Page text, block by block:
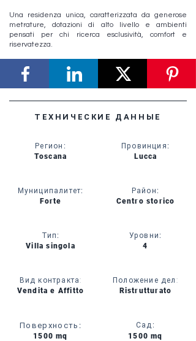
Una residenza unica, caratterizzata da generose
metrature, dotazioni di alto livello e ambienti
pensati per chi ricerca esclusività, comfort e
riservatezza.
ТЕХНИЧЕСКИЕ ДАННЫЕ
Регион :
Toscana
Муниципалитет:
Forte
Тип:
Villa singola
Вид контракта:
Vendita e Affitto
Поверхность :
1500 mq
Провинция:
Lucca
Район:
Centro storico
Уровни:
4
Положение дел:
Ristrutturato
Сад:
1500 mq